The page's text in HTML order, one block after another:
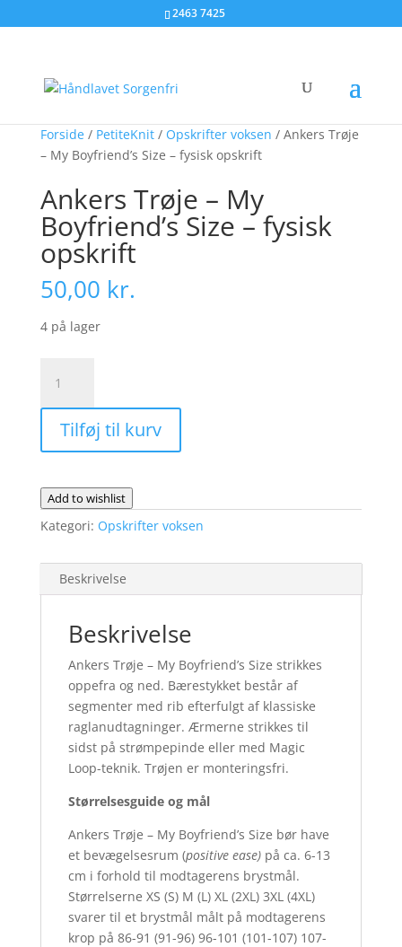
2463 7425
Forside/ PetiteKnit/ Opskrifter voksen / Ankers Trøje
– My Boyfriend’s Size – fysisk opskrift
Ankers Trøje – My
Boyfriend’s Size – fysisk
opskrift
50,00 kr.
4 på lager
Trøje
-
Boyfriend's
-
fysisk
opskrift
Tilføj til kurv
Add to wishlist
Kategori: Opskrifter voksen
Beskrivelse
Beskrivelse
Ankers Trøje – My Boyfriend’s Size strikkes
oppefra og ned. Bærestykket består af
segmenter med rib efterfulgt af klassiske
raglanudtagninger. Ærmerne strikkes til
sidst på strømpepinde eller med Magic
Loop-teknik. Trøjen er monteringsfri.
Størrelsesguide og mål
Ankers Trøje – My Boyfriend’s Size bør have
et bevægelsesrum (positive ease) på ca. 6-13
cm i forhold til modtagerens brystmål.
Størrelserne XS (S) M (L) XL (2XL) 3XL (4XL)
svarer til et brystmål målt på modtagerens
krop på 86-91 (91-96) 96-101 (101-107) 107-